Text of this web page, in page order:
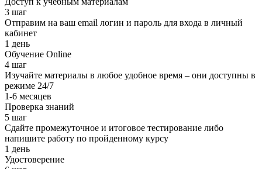
3 шаг
Отправим на ваш email логин и пароль для входа в личный
кабинет
1 день
Обучение Online
4 шаг
Изучайте материалы в любое удобное время – они доступны в
режиме 24/7
1-6 месяцев
Проверка знаний
5 шаг
Сдайте промежуточное и итоговое тестирование либо
напишите работу по пройденному курсу
1 день
Удостоверение